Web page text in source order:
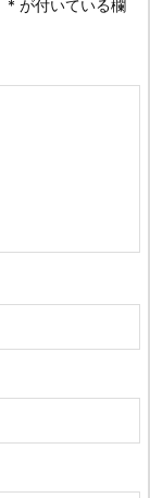
* が付いている欄